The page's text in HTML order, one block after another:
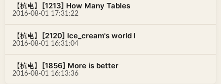
【杭电】[1213] How Many Tables
2016-08-01 17:31:22
【杭电】[2120] Ice_cream's world I
2016-08-01 16:31:04
【杭电】[1856] More is better
2016-08-01 16:13:36